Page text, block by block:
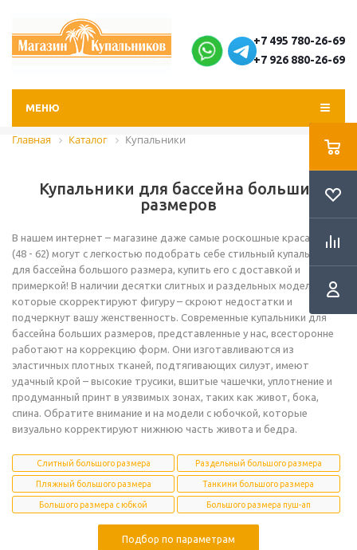
+7 495 780-26-69
+7 926 880-26-69
МЕНЮ
Главная Каталог Купальники
Купальники для бассейна больших
размеров
В нашем интернет – магазине даже самые роскошные красавицы
(48 - 62) могут с легкостью подобрать себе стильный купальник
для бассейна большого размера, купить его с доставкой и
примеркой! В наличии десятки слитных и раздельных моделей,
которые скорректируют фигуру – скроют недостатки и
подчеркнут вашу женственность. Современные купальники для
бассейна больших размеров, представленные у нас, всесторонне
работают на коррекцию форм. Они изготавливаются из
эластичных плотных тканей, подтягивающих силуэт, имеют
удачный крой – высокие трусики, вшитые чашечки, уплотнение и
продуманный принт в уязвимых зонах, таких как живот, бока,
спина. Обратите внимание и на модели с юбочкой, которые
визуально корректируют нижнюю часть живота и бедра.
Слитный большого размера Раздельный большого размера
Пляжный большого размера Танкини большого размера
Большого размера с юбкой Большого размера пуш-ап
Подбор по параметрам